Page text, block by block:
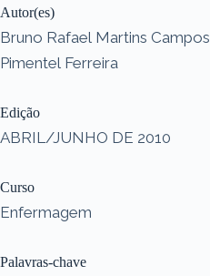
Autor(es)
Bruno Rafael Martins Campos
Pimentel Ferreira
Edição
ABRIL/JUNHO DE 2010
Curso
Enfermagem
Palavras-chave